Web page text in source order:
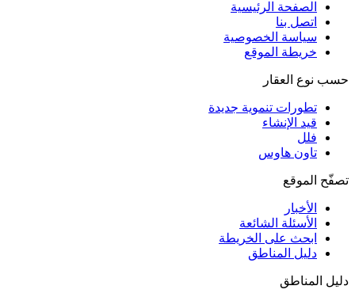
الصفحة الرئيسية
اتصل بنا
سياسة الخصوصية
خريطة الموقع
حسب نوع العقار
تطورات تنموية جديدة
قيد الإنشاء
فلل
تاون هاوس
تصفّح الموقع
الأخبار
الأسئلة الشائعة
ابحث على الخريطة
دليل المناطق
دليل المناطق